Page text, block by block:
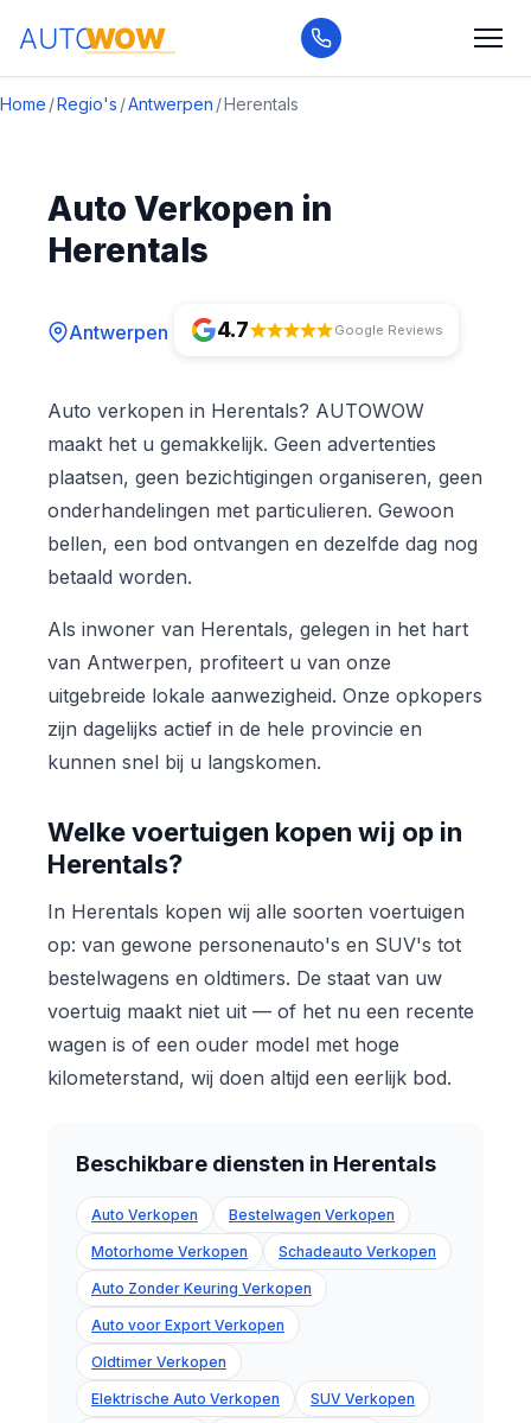
Home /Regio's /Antwerpen /Herentals
Auto Verkopen in
Herentals
Antwerpen 4.7 Google Reviews
Auto verkopen in Herentals? AUTOWOW
maakt het u gemakkelijk. Geen advertenties
plaatsen, geen bezichtigingen organiseren, geen
onderhandelingen met particulieren. Gewoon
bellen, een bod ontvangen en dezelfde dag nog
betaald worden.
Als inwoner van Herentals, gelegen in het hart
van Antwerpen, profiteert u van onze
uitgebreide lokale aanwezigheid. Onze opkopers
zijn dagelijks actief in de hele provincie en
kunnen snel bij u langskomen.
Welke voertuigen kopen wij op in
Herentals?
In Herentals kopen wij alle soorten voertuigen
op: van gewone personenauto's en SUV's tot
bestelwagens en oldtimers. De staat van uw
voertuig maakt niet uit — of het nu een recente
wagen is of een ouder model met hoge
kilometerstand, wij doen altijd een eerlijk bod.
Beschikbare diensten in Herentals
Auto Verkopen Bestelwagen Verkopen
Motorhome Verkopen Schadeauto Verkopen
Auto Zonder Keuring Verkopen
Auto voor Export Verkopen
Oldtimer Verkopen
Elektrische Auto Verkopen SUV Verkopen